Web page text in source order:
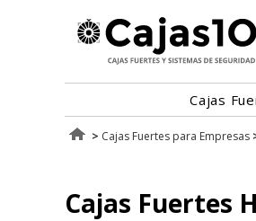
Cajas
> Cajas Fuertes para Empresas
Cajas Fuertes